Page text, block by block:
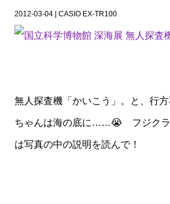
2012-03-04 | CASIO EX-TR100
無人探査機「かいこう」。と、行
ちゃんは海の底に……😭 フジクラ
は写真の中の説明を読んで！